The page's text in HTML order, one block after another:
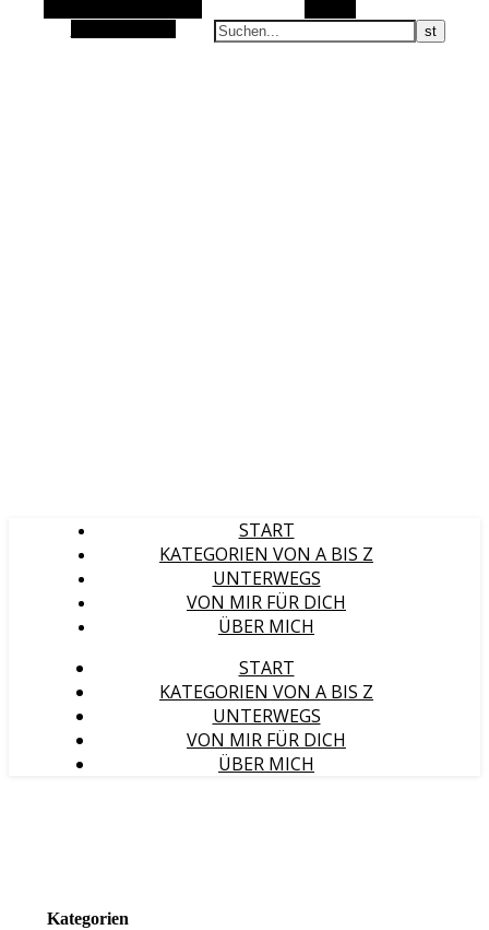
START
KATEGORIEN VON A BIS Z
UNTERWEGS
VON MIR FÜR DICH
ÜBER MICH
START
KATEGORIEN VON A BIS Z
UNTERWEGS
VON MIR FÜR DICH
ÜBER MICH
Kategorien